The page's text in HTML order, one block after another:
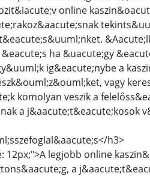
online
ha &uacute;gy
ig&eacute;nybe a
vagy
komolyan veszik a
a j&aacute;t&eacute;kosok
h3>
legjobb online
a